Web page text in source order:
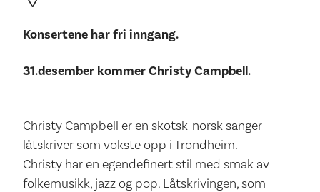
Konsertene har fri inngang.
31.desember kommer Christy Campbell.
Christy Campbell er en skotsk-norsk sanger-
låtskriver som vokste opp i Trondheim.
Christy har en egendefinert stil med smak av
folkemusikk, jazz og pop. Låtskrivingen, som